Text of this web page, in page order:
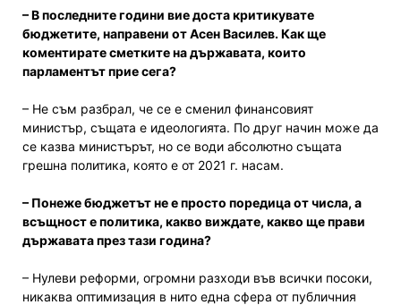
– В последните години вие доста критикувате
бюджетите, направени от Асен Василев. Как ще
коментирате сметките на държавата, които
парламентът прие сега?
– Не съм разбрал, че се е сменил финансовият
министър, същата е идеологията. По друг начин може да
се казва министърът, но се води абсолютно същата
грешна политика, която е от 2021 г. насам.
– Понеже бюджетът не е просто поредица от числа, а
всъщност е политика, какво виждате, какво ще прави
държавата през тази година?
– Нулеви реформи, огромни разходи във всички посоки,
никаква оптимизация в нито една сфера от публичния